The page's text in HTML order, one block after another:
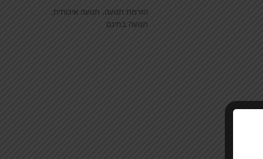
תגיות
הזרמת תנועה תנועה איכותית
תנועה בחינם